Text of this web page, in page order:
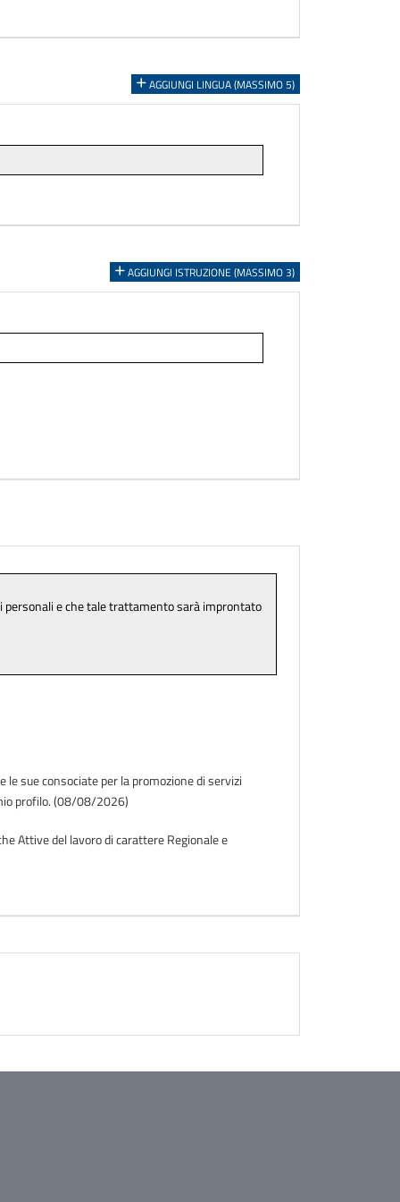
AGGIUNGI LINGUA (MASSIMO 5)
AGGIUNGI ISTRUZIONE (MASSIMO 3)
sue consociate per la promozione di servizi
profilo. (08/08/2026)
Attive del lavoro di carattere Regionale e